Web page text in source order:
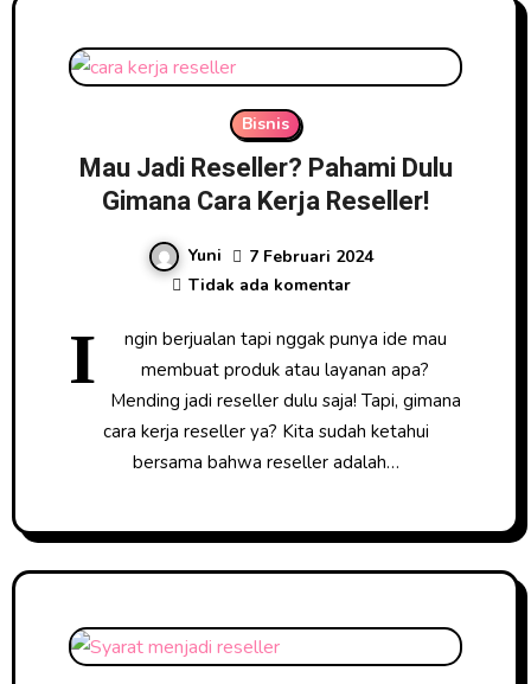
Bisnis
Mau Jadi Reseller? Pahami Dulu
Gimana Cara Kerja Reseller!
Yuni
7 Februari 2024
Tidak ada komentar
I
ngin berjualan tapi nggak punya ide mau
membuat produk atau layanan apa?
Mending jadi reseller dulu saja! Tapi, gimana
cara kerja reseller ya? Kita sudah ketahui
bersama bahwa reseller adalah…